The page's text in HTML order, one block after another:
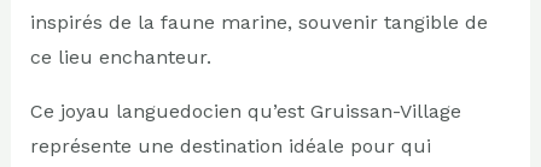
inspirés de la faune marine, souvenir tangible de
ce lieu enchanteur.
Ce joyau languedocien qu’est Gruissan-Village
représente une destination idéale pour qui